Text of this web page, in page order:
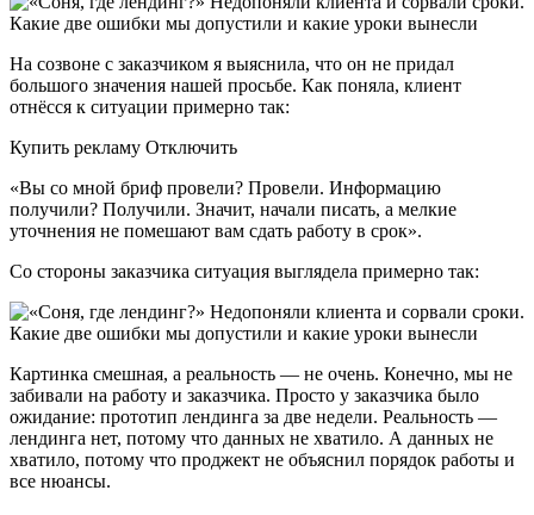
На созвоне с заказчиком я выяснила, что он не придал
большого значения нашей просьбе. Как поняла, клиент
отнёсся к ситуации примерно так:
Купить рекламу Отключить
«Вы со мной бриф провели? Провели. Информацию
получили? Получили. Значит, начали писать, а мелкие
уточнения не помешают вам сдать работу в срок».
Со стороны заказчика ситуация выглядела примерно так:
Картинка смешная, а реальность — не очень. Конечно, мы не
забивали на работу и заказчика. Просто у заказчика было
ожидание: прототип лендинга за две недели. Реальность —
лендинга нет, потому что данных не хватило. А данных не
хватило, потому что проджект не объяснил порядок работы и
все нюансы.